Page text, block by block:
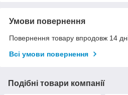
Умови повернення
Повернення товару впродовж 14
Всі умови повернення
Подібні товари компанії